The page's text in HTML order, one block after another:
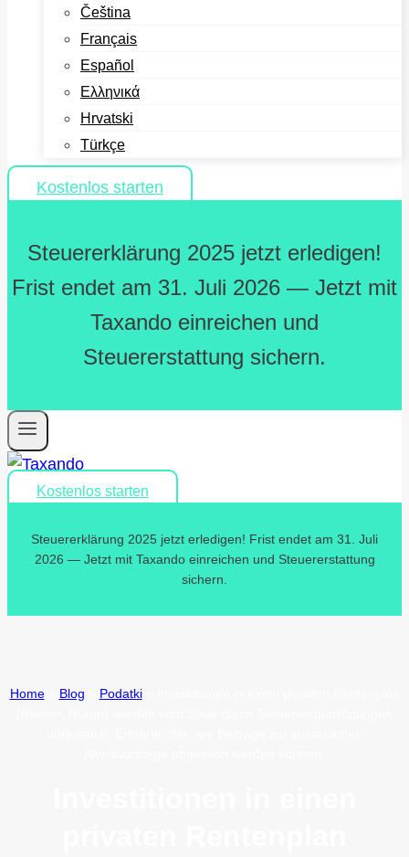
Čeština
Français
Español
Ελληνικά
Hrvatski
Türkçe
Kostenlos starten
Steuererklärung 2025 jetzt erledigen!
Frist endet am 31. Juli 2026 — Jetzt mit
Taxando einreichen und
Steuererstattung sichern.
Kostenlos starten
Steuererklärung 2025 jetzt erledigen! Frist endet am 31. Juli
2026 — Jetzt mit Taxando einreichen und Steuererstattung
sichern.
Home» Blog Podatki»